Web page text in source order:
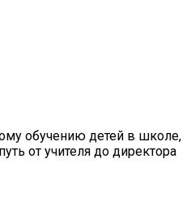
обучению детей в школе,
от учителя до директора